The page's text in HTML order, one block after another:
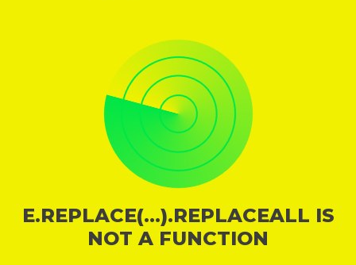
E.REPLACE(...).REPLACEALL IS
NOT A FUNCTION